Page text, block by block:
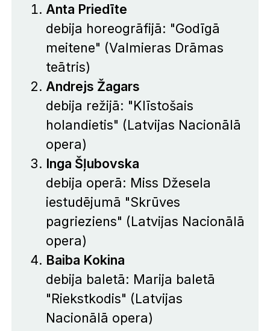
Anta Priedīte
debija horeogrāfijā: "Godīgā
meitene" (Valmieras Drāmas
teātris)
Andrejs Žagars
debija režijā: "Klīstošais
holandietis" (Latvijas Nacionālā
opera)
Inga Šļubovska
debija operā: Miss Džesela
iestudējumā "Skrūves
pagrieziens" (Latvijas Nacionālā
opera)
Baiba Kokina
debija baletā: Marija baletā
"Riekstkodis" (Latvijas
Nacionālā opera)